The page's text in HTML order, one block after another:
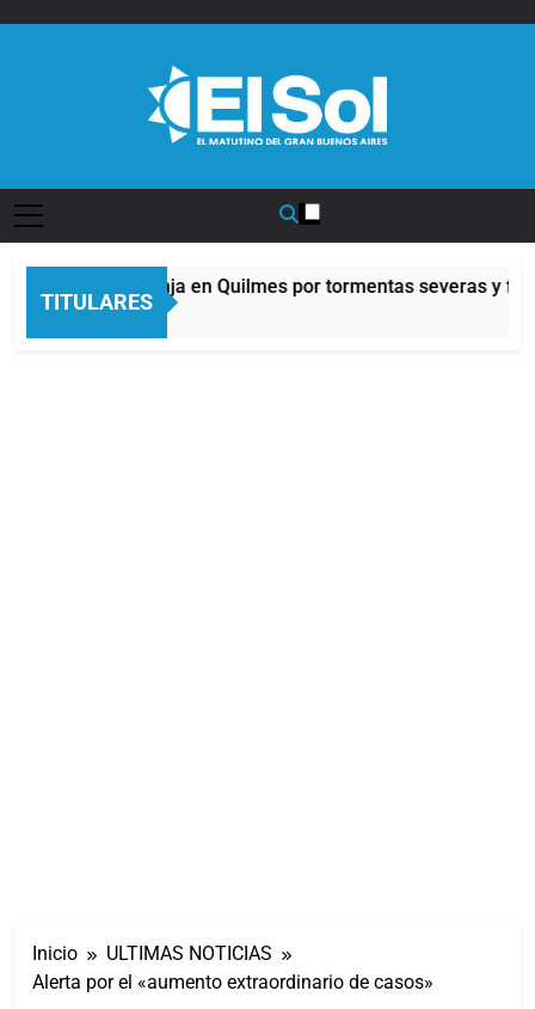
TITULARES
Alerta naranja en Quilmes por tormentas severas y
8 Horas Atrás
Inicio
ULTIMAS NOTICIAS
Alerta por el «aumento extraordinario de casos»